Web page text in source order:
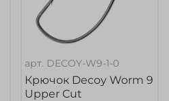
арт. DECOY-W9-1-0
Крючок Decoy Worm 9
Upper Cut